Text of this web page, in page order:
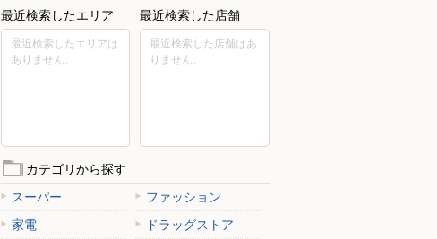
最近検索したエリア
最近検索したエリアは
ありません。
最近検索した店舗
最近検索した店舗はあ
りません。
カテゴリから探す
スーパー
ファッション
家電
ドラッグストア